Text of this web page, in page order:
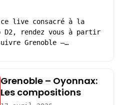
ce live consacré à la
D2, rendez vous à partir
Grenoble –…
Grenoble – Oyonnax:
Les compositions